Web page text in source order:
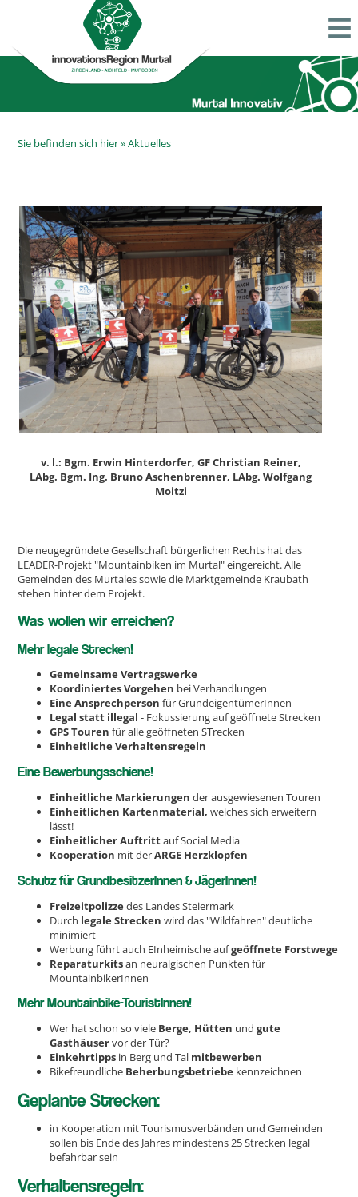
Sie befinden sich hier »Aktuelles
v. l.: Bgm. Erwin Hinterdorfer, GF Christian Reiner,
LAbg. Bgm. Ing. Bruno Aschenbrenner, LAbg. Wolfgang
Moitzi
Die neugegründete Gesellschaft bürgerlichen Rechts hat das
LEADER-Projekt "Mountainbiken im Murtal" eingereicht. Alle
Gemeinden des Murtales sowie die Marktgemeinde Kraubath
stehen hinter dem Projekt.
Was wollen wir erreichen?
Mehr legale Strecken!
Gemeinsame Vertragswerke
Koordiniertes Vorgehen bei Verhandlungen
Eine Ansprechperson für GrundeigentümerInnen
Legal statt illegal - Fokussierung auf geöffnete Strecken
GPS Touren für alle geöffneten STrecken
Einheitliche Verhaltensregeln
Eine Bewerbungsschiene!
Einheitliche Markierungen der ausgewiesenen Touren
Einheitlichen Kartenmaterial,welches sich erweitern
lässt!
Einheitlicher Auftrittauf Social Media
Kooperation mit derARGE Herzklopfen
Schutz für GrundbesitzerInnen & JägerInnen!
Freizeitpolizzedes Landes Steiermark
Durch legale Strecken wird das "Wildfahren" deutliche
minimiert
Werbung führt auch EInheimische aufgeöffnete Forstwege
Reparaturkitsan neuralgischen Punkten für
MountainbikerInnen
Mehr Mountainbike-TouristInnen!
Wer hat schon so viele Berge, Hütten undgute
Gasthäuservor der Tür?
Einkehrtipps in Berg und Tal mitbewerben
Bikefreundliche Beherbungsbetriebe kennzeichnen
Geplante Strecken:
in Kooperation mit Tourismusverbänden und Gemeinden
sollen bis Ende des Jahres mindestens 25 Strecken legal
befahrbar sein
Verhaltensregeln: